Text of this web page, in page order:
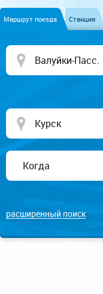
Маршрут поезда Станция
расширенный поиск